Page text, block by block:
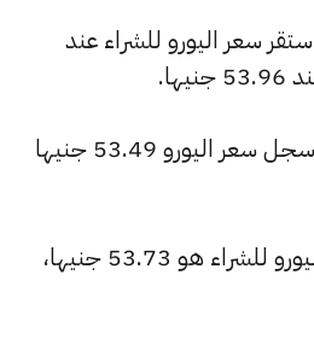
سعر اليورو للشراء عند
المصرف العربي الدولي: سجل سعر اليورو 53.49 جنيها
بنك الإسكندرية: سعر اليورو للشراء هو 53.73 جنيها،